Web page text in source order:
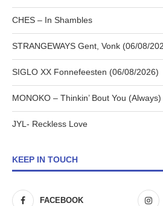
CHES – In Shambles
STRANGEWAYS Gent, Vonk (06/08/
SIGLO XX Fonnefeesten (06/08/2026)
MONOKO – Thinkin’ Bout You (Always)
JYL- Reckless Love
KEEP IN TOUCH
FACEBOOK